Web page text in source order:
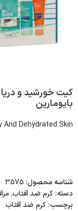
کیت خورشید و
بایومارین
And Dehydrated Skin
شناسه محصول: 3575
دسته: کرم ضد آفتاب,
برچسب: کرم ضد آفتاب